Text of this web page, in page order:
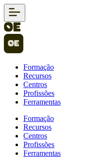
Formação
Recursos
Centros
Profissões
Ferramentas
Formação
Recursos
Centros
Profissões
Ferramentas